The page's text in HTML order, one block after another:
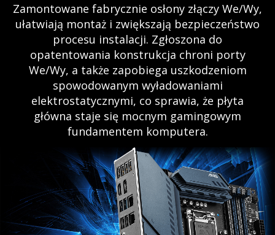
Zamontowane fabrycznie osłony złączy We/Wy,
ułatwiają montaż i zwiększają bezpieczeństwo
procesu instalacji. Zgłoszona do
opatentowania konstrukcja chroni porty
We/Wy, a także zapobiega uszkodzeniom
spowodowanym wyładowaniami
elektrostatycznymi, co sprawia, że płyta
główna staje się mocnym gamingowym
fundamentem komputera.